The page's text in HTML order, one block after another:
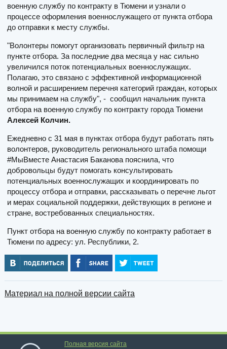
военную службу по контракту в Тюмени и узнали о
процессе оформления военнослужащего от пункта отбора
до отправки к месту службы.
"Волонтеры помогут организовать первичный фильтр на
пункте отбора. За последние два месяца у нас сильно
увеличился поток потенциальных военнослужащих.
Полагаю, это связано с эффективной информационной
волной и расширением перечня категорий граждан, которых
мы принимаем на службу", - сообщил начальник пункта
отбора на военную службу по контракту города Тюмени
Алексей Колчин.
Ежедневно с 31 мая в пунктах отбора будут работать пять
волонтеров, руководитель регионального штаба помощи
#МыВместе Анастасия Баканова пояснила, что
добровольцы будут помогать консультировать
потенциальных военнослужащих и координировать по
процессу отбора и отправки, рассказывать о перечне льгот
и мерах социальной поддержки, действующих в регионе и
стране, востребованных специальностях.
Пункт отбора на военную службу по контракту работает в
Тюмени по адресу: ул. Республики, 2.
Материал на полной версии сайта
Полная версия сайта